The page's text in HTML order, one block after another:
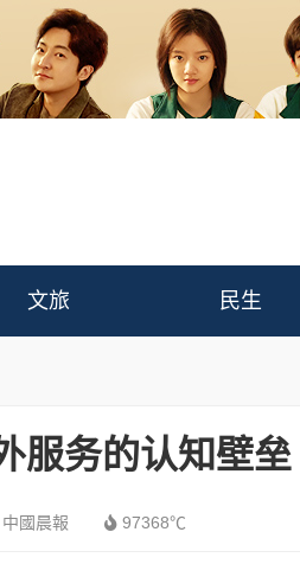
文旅 民生
服务的认知壁垒
國晨報 97368℃